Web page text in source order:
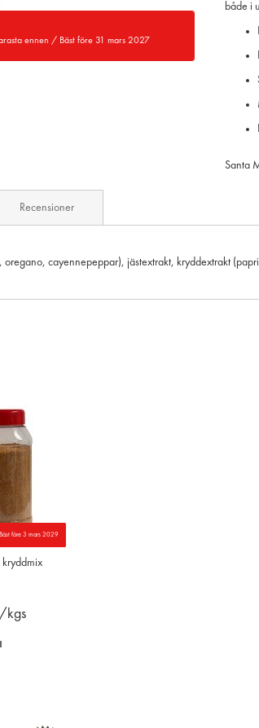
ennen / Bäst före 31 mars 2027
både i
Santa
cayennepeppar), jästextrakt, kryddextrakt
Recensioner
före 3 mars 2029
kryddmix
kgs